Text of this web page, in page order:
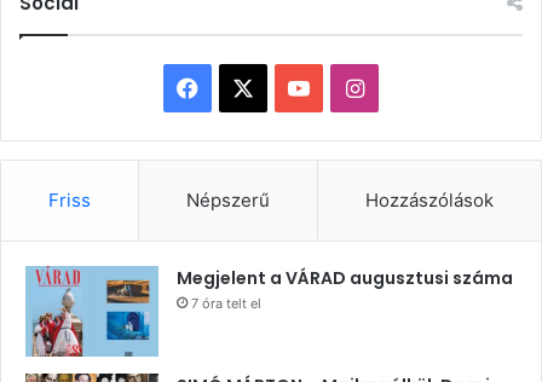
Facebook YouTubeInstagram
Friss Népszerű Hozzászólások
Megjelent a VÁRAD augusztusi száma
7 óra telt el